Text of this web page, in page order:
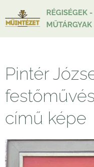
RÉGISÉGEK -
Pintér
című képe